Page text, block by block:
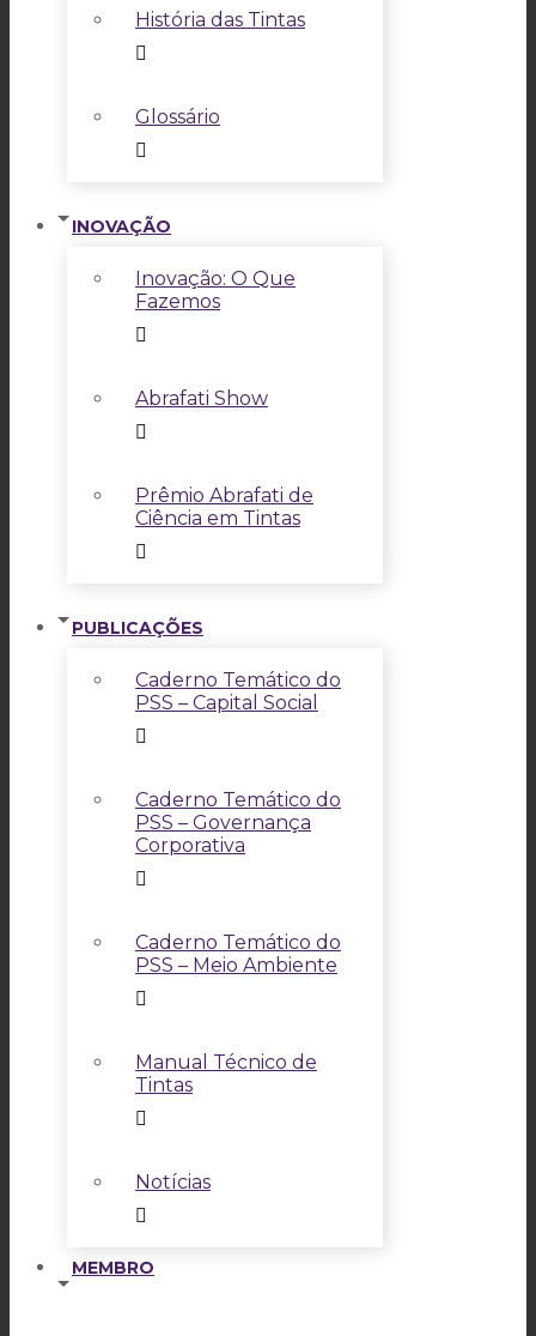
História das Tintas
Glossário
INOVAÇÃO
Inovação: O Que
Fazemos
Abrafati Show
Prêmio Abrafati de
Ciência em Tintas
PUBLICAÇÕES
Caderno Temático do
PSS – Capital Social
Caderno Temático do
PSS – Governança
Corporativa
Caderno Temático do
PSS – Meio Ambiente
Manual Técnico de
Tintas
Notícias
MEMBRO